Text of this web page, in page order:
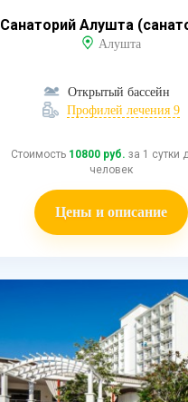
Санаторий Алушта
Алушта
Открытый бассейн
Профилей лечения 9
Стоимость 10800 руб. за 1 сутки
человек
Цены и описание